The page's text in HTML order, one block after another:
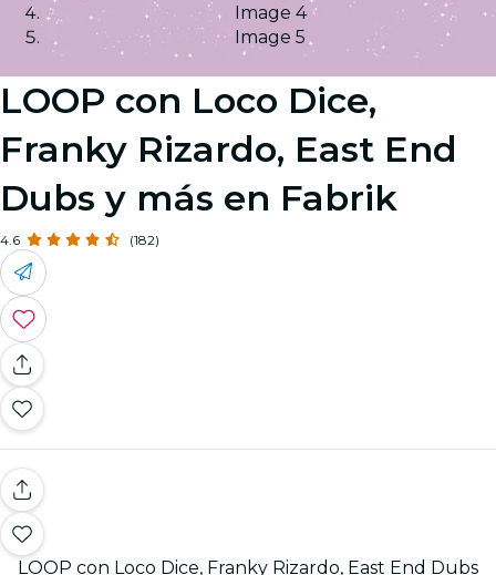
Image 4
Image 5
LOOP con Loco Dice,
Franky Rizardo, East End
Dubs y más en Fabrik
4.6 (182)
LOOP con Loco Dice, Franky Rizardo, East End Dubs